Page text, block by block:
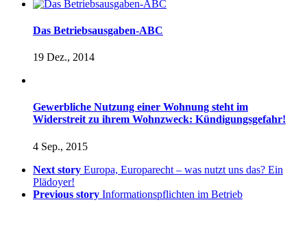
Das Betriebsausgaben-ABC
19 Dez., 2014
Gewerbliche Nutzung einer Wohnung steht im
Widerstreit zu ihrem Wohnzweck: Kündigungsgefahr!
4 Sep., 2015
Next story Europa, Europarecht – was nutzt uns das? Ein
Plädoyer!
Previous story Informationspflichten im Betrieb